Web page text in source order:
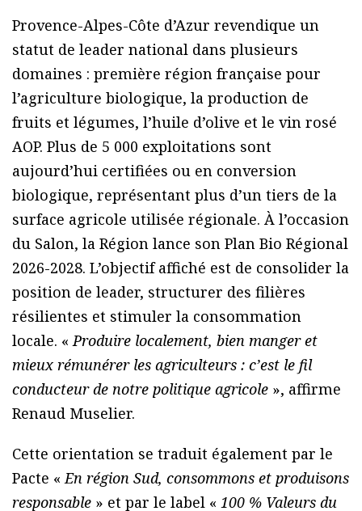
Provence-Alpes-Côte d’Azur revendique un
statut de leader national dans plusieurs
domaines : première région française pour
l’agriculture biologique, la production de
fruits et légumes, l’huile d’olive et le vin rosé
AOP. Plus de 5 000 exploitations sont
aujourd’hui certifiées ou en conversion
biologique, représentant plus d’un tiers de la
surface agricole utilisée régionale. À l’occasion
du Salon, la Région lance son Plan Bio Régional
2026-2028. L’objectif affiché est de consolider la
position de leader, structurer des filières
résilientes et stimuler la consommation
locale. « Produire localement, bien manger et
mieux rémunérer les agriculteurs : c’est le fil
conducteur de notre politique agricole », affirme
Renaud Muselier.
Cette orientation se traduit également par le
Pacte «En région Sud, consommons et produisons
responsable » et par le label « 100 % Valeurs du